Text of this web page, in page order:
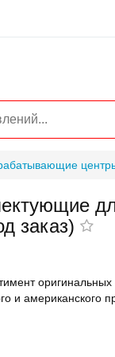
заказ)
оригинальных
и американского